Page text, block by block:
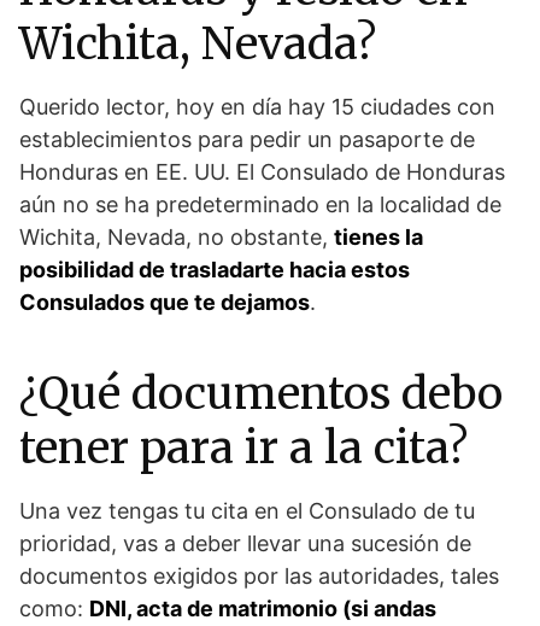
Wichita, Nevada?
Querido lector, hoy en día hay 15 ciudades con
establecimientos para pedir un pasaporte de
Honduras en EE. UU. El Consulado de Honduras
aún no se ha predeterminado en la localidad de
Wichita, Nevada, no obstante, tienes la
posibilidad de trasladarte hacia estos
Consulados que te dejamos.
¿Qué documentos debo
tener para ir a la cita?
Una vez tengas tu cita en el Consulado de tu
prioridad, vas a deber llevar una sucesión de
documentos exigidos por las autoridades, tales
como: DNI, acta de matrimonio (si andas